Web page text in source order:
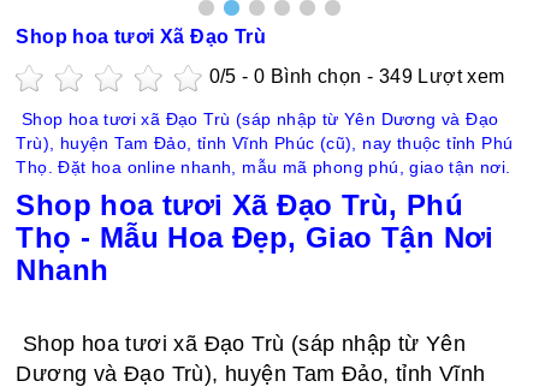
Shop hoa tươi Xã Đạo Trù
0/5 -0 Bình chọn - 349 Lượt xem
Shop hoa tươi xã Đạo Trù (sáp nhập từ Yên Dương và Đạo
Trù), huyện Tam Đảo, tỉnh Vĩnh Phúc (cũ), nay thuộc tỉnh Phú
Thọ. Đặt hoa online nhanh, mẫu mã phong phú, giao tận nơi.
Shop hoa tươi Xã Đạo Trù, Phú
Thọ - Mẫu Hoa Đẹp, Giao Tận Nơi
Nhanh
Shop hoa tươi xã Đạo Trù (sáp nhập từ Yên
Dương và Đạo Trù), huyện Tam Đảo, tỉnh Vĩnh